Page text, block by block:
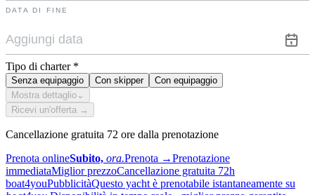
DATA DI FINE
Tipo di charter *
Senza equipaggio Con skipper
Con equipaggio
Mostra dettaglio ⌄
Ricevi un'offerta →
Cancellazione gratuita 72 ore dalla prenotazione
Prenota onlineSubito, ora.Prenota →Prenotazione
immediataMiglior prezzoCancellazione gratuita 72h
boat4youPubblicitàQuesto yacht è prenotabile istantaneamente su